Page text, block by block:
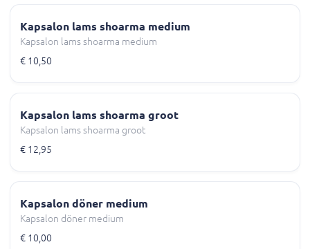
Kapsalon lams shoarma medium
Kapsalon lams shoarma medium
€ 10,50
Kapsalon lams shoarma groot
Kapsalon lams shoarma groot
€ 12,95
Kapsalon döner medium
Kapsalon döner medium
€ 10,00